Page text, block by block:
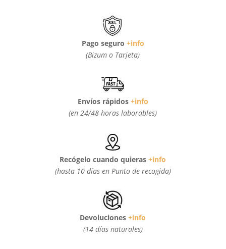
Pago seguro +info
(Bizum o Tarjeta)
Envíos rápidos +info
(en 24/48 horas laborables)
Recógelo cuando quieras+info
(hasta 10 días en Punto de recogida)
Devoluciones+info
(14 días naturales)